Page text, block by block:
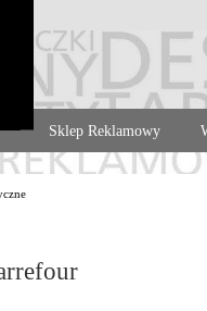
Sklep Reklamowy